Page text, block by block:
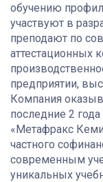
обучению
участвуют в
преподают по
аттестационных
предприятии,
Компания
последние 2
«Метафракс
частного
современным
уникальных